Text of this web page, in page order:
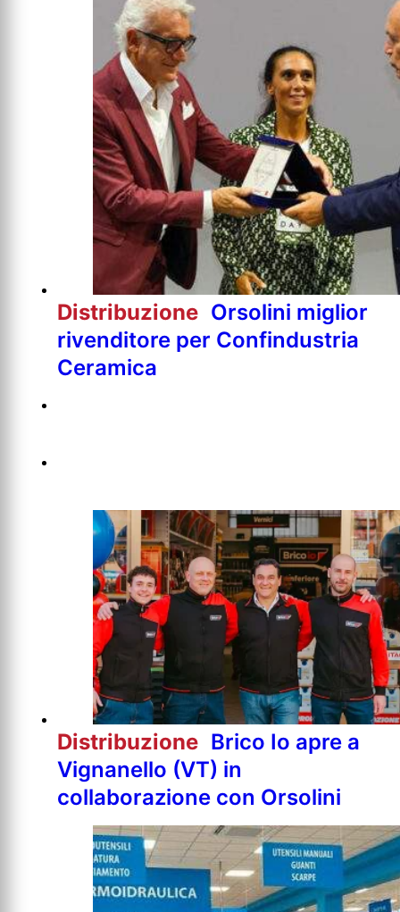
Distribuzione Orsolini miglior
rivenditore per Confindustria
Ceramica
Distribuzione Brico Io apre a
Vignanello (VT) in
collaborazione con Orsolini